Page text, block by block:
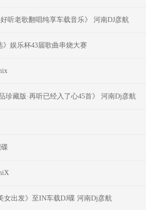
听老歌翻唱纯享车载音乐》 河南DJ彦航
》娱乐杯43届歌曲串烧大赛
珍藏版·再听已经入了心45首》 河南Dj彦航
女出发》至IN车载DJ碟 河南Dj彦航